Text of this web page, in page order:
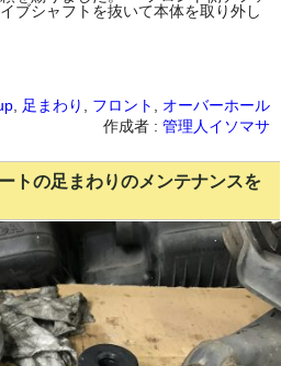
ブシャフトを抜いて本体を取り外し
足まわり フロント
オーバーホール
作成者 : 管理人イソマサ
トの足まわりのメンテナンスを